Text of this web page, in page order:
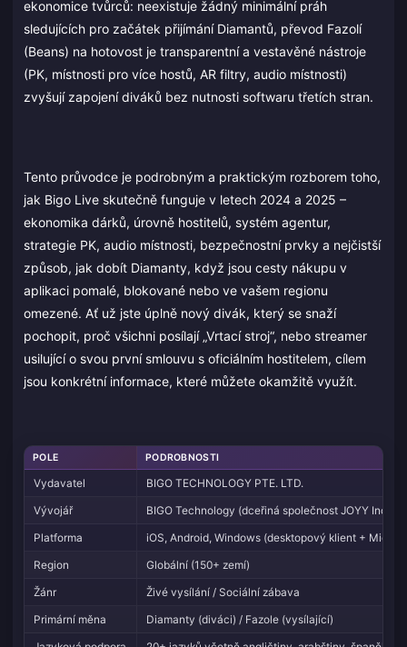
ekonomice tvůrců: neexistuje žádný minimální práh
sledujících pro začátek přijímání Diamantů, převod Fazolí
(Beans) na hotovost je transparentní a vestavěné nástroje
(PK, místnosti pro více hostů, AR filtry, audio místnosti)
zvyšují zapojení diváků bez nutnosti softwaru třetích stran.
Tento průvodce je podrobným a praktickým rozborem toho,
jak Bigo Live skutečně funguje v letech 2024 a 2025 –
ekonomika dárků, úrovně hostitelů, systém agentur,
strategie PK, audio místnosti, bezpečnostní prvky a nejčistší
způsob, jak dobít Diamanty, když jsou cesty nákupu v
aplikaci pomalé, blokované nebo ve vašem regionu
omezené. Ať už jste úplně nový divák, který se snaží
pochopit, proč všichni posílají „Vrtací stroj“, nebo streamer
usilující o svou první smlouvu s oficiálním hostitelem, cílem
jsou konkrétní informace, které můžete okamžitě využít.
POLE PODROBNOSTI
Vydavatel
BIGO TECHNOLOGY PTE. LTD.
Vývojář
BIGO Technology (dceřiná společnost JOYY Inc.)
Platforma
iOS, Android, Windows (desktopový klient +
Region
Globální (150+ zemí)
Žánr
Živé vysílání / Sociální zábava
Primární měna
Diamanty (diváci) / Fazole (vysílající)